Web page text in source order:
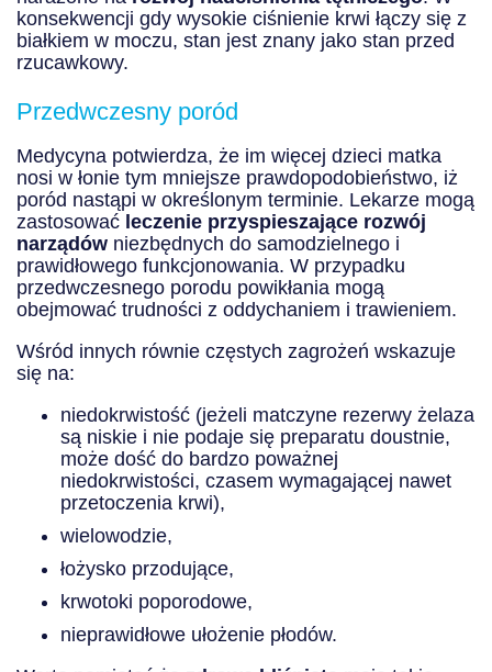
konsekwencji gdy wysokie ciśnienie krwi łączy się z
białkiem w moczu, stan jest znany jako stan przed
rzucawkowy.
Przedwczesny poród
Medycyna potwierdza, że im więcej dzieci matka
nosi w łonie tym mniejsze prawdopodobieństwo, iż
poród nastąpi w określonym terminie. Lekarze mogą
zastosować leczenie przyspieszające rozwój
narządów niezbędnych do samodzielnego i
prawidłowego funkcjonowania. W przypadku
przedwczesnego porodu powikłania mogą
obejmować trudności z oddychaniem i trawieniem.
Wśród innych równie częstych zagrożeń wskazuje
się na:
niedokrwistość (jeżeli matczyne rezerwy żelaza
są niskie i nie podaje się preparatu doustnie,
może dość do bardzo poważnej
niedokrwistości, czasem wymagającej nawet
przetoczenia krwi),
wielowodzie,
łożysko przodujące,
krwotoki poporodowe,
nieprawidłowe ułożenie płodów.